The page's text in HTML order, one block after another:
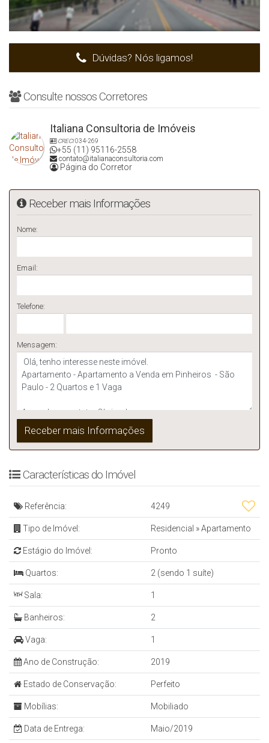
Dúvidas? Nós ligamos!
Consulte nossos Corretores
Italiana Consultoria de Imóveis
CRECI034-269
+55 (11) 95116-2558
contato@italianaconsultoria.com
Página do Corretor
Receber mais Informações
Nome:
Email:
Telefone:
Mensagem:
Características do Imóvel
Referência: 4249
Tipo de Imóvel: Residencial »Apartamento
Estágio do Imóvel: Pronto
Quartos: 2 (sendo 1 suíte)
Sala: 1
Banheiros: 2
Vaga: 1
Ano de Construção: 2019
Estado de Conservação: Perfeito
Mobílias: Mobiliado
Data de Entrega: Maio/2019